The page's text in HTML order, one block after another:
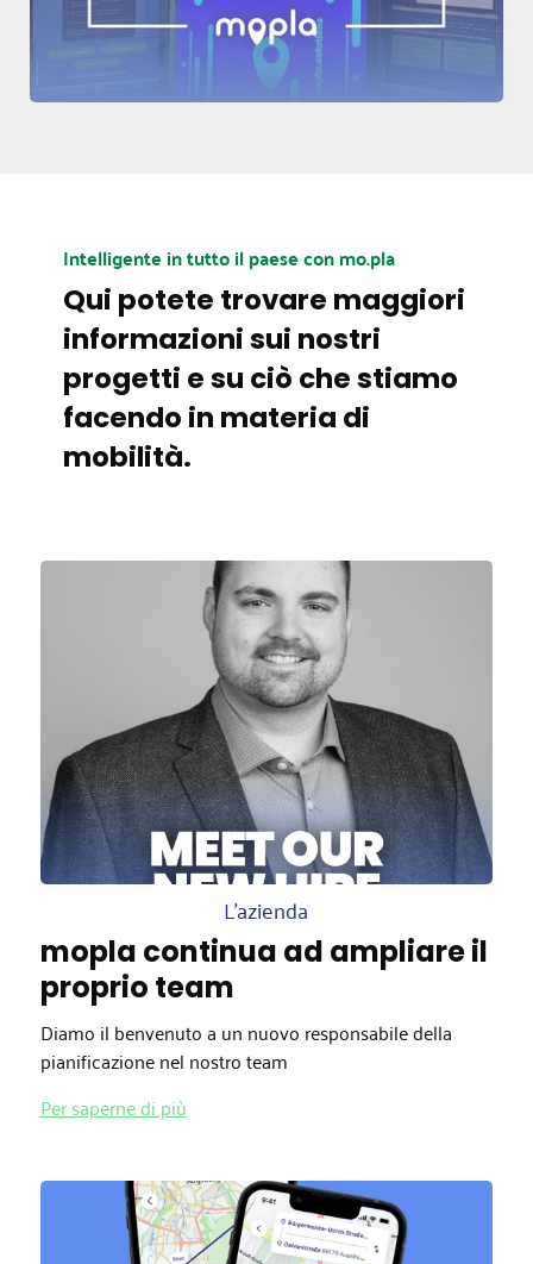
Intelligente in tutto il paese con mo.pla
Qui potete trovare maggiori
informazioni sui nostri
progetti e su ciò che stiamo
facendo in materia di
mobilità.
L'azienda
mopla continua ad ampliare il
proprio team
Diamo il benvenuto a un nuovo responsabile della
pianificazione nel nostro team
Per saperne di più